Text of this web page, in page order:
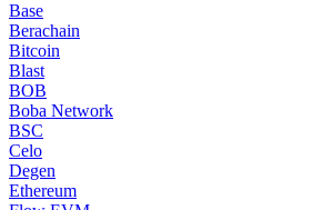
Base
Berachain
Bitcoin
Blast
BOB
Boba Network
BSC
Celo
Degen
Ethereum